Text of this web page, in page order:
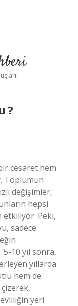
?
cesaret hem
Toplumun
değişimler,
hepsi
Peki,
sadece
10 yıl sonra,
yıllarda
hem de
çizerek,
yeri